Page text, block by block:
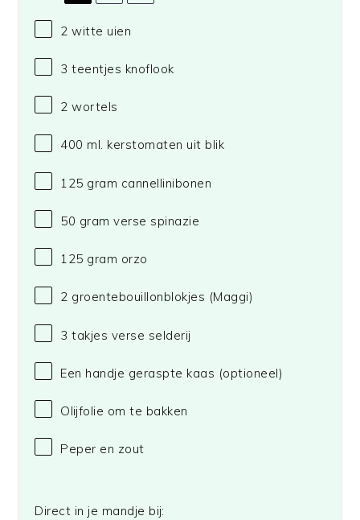
2 witte uien
3 teentjes knoflook
2 wortels
400 ml. kerstomaten uit blik
125 gram cannellinibonen
50 gram verse spinazie
125 gram orzo
2 groentebouillonblokjes (Maggi)
3 takjes verse selderij
Een handje geraspte kaas (optioneel)
Olijfolie om te bakken
Peper en zout
Direct in je mandje bij: